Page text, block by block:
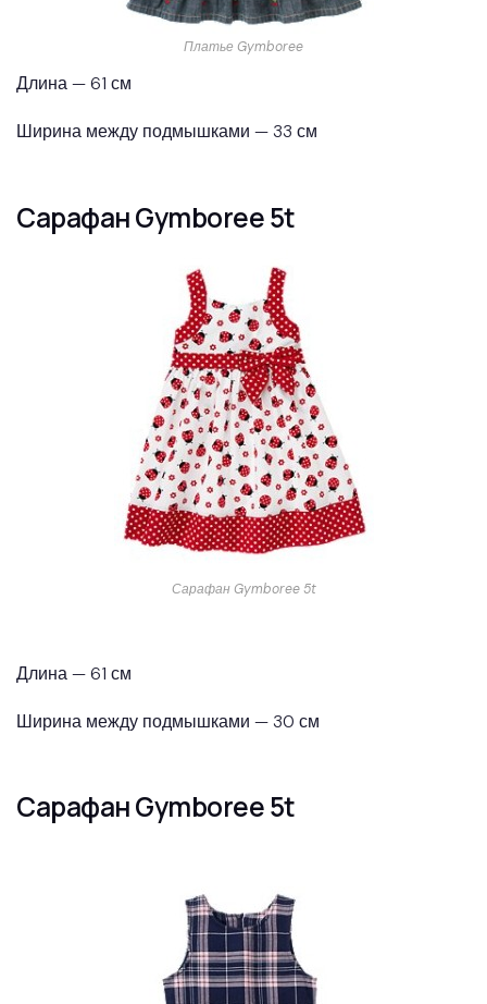
Платье Gymboree
Длина — 61 см
Ширина между подмышками — 33 см
Сарафан Gymboree 5t
Сарафан Gymboree 5t
Длина — 61 см
Ширина между подмышками — 30 см
Сарафан Gymboree 5t